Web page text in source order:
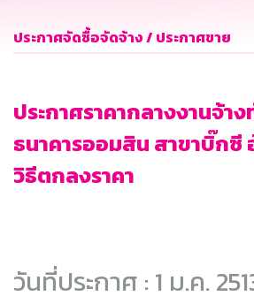
ประกาศจัดซื้อจัดจ้าง / ประกาศขาย
ประกาศราคากลางงานจ้า
ธนาคารออมสิน สาขาบิ๊กซี
วิธีตกลงราคา
วันที่ประกาศ : 1 ม.ค.